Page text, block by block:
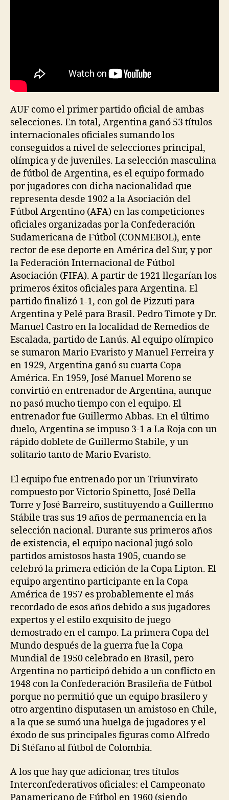
AUF como el primer partido oficial de ambas
selecciones. En total, Argentina ganó 53 títulos
internacionales oficiales sumando los
conseguidos a nivel de selecciones principal,
olímpica y de juveniles. La selección masculina
de fútbol de Argentina, es el equipo formado
por jugadores con dicha nacionalidad que
representa desde 1902 a la Asociación del
Fútbol Argentino (AFA) en las competiciones
oficiales organizadas por la Confederación
Sudamericana de Fútbol (CONMEBOL), ente
rector de ese deporte en América del Sur, y por
la Federación Internacional de Fútbol
Asociación (FIFA). A partir de 1921 llegarían los
primeros éxitos oficiales para Argentina. El
partido finalizó 1-1, con gol de Pizzuti para
Argentina y Pelé para Brasil. Pedro Timote y Dr.
Manuel Castro en la localidad de Remedios de
Escalada, partido de Lanús. Al equipo olímpico
se sumaron Mario Evaristo y Manuel Ferreira y
en 1929, Argentina ganó su cuarta Copa
América. En 1959, José Manuel Moreno se
convirtió en entrenador de Argentina, aunque
no pasó mucho tiempo con el equipo. El
entrenador fue Guillermo Abbas. En el último
duelo, Argentina se impuso 3-1 a La Roja con un
rápido doblete de Guillermo Stabile, y un
solitario tanto de Mario Evaristo.
El equipo fue entrenado por un Triunvirato
compuesto por Victorio Spinetto, José Della
Torre y José Barreiro, sustituyendo a Guillermo
Stábile tras sus 19 años de permanencia en la
selección nacional. Durante sus primeros años
de existencia, el equipo nacional jugó solo
partidos amistosos hasta 1905, cuando se
celebró la primera edición de la Copa Lipton. El
equipo argentino participante en la Copa
América de 1957 es probablemente el más
recordado de esos años debido a sus jugadores
expertos y el estilo exquisito de juego
demostrado en el campo. La primera Copa del
Mundo después de la guerra fue la Copa
Mundial de 1950 celebrado en Brasil, pero
Argentina no participó debido a un conflicto en
1948 con la Confederación Brasileña de Fútbol
porque no permitió que un equipo brasilero y
otro argentino disputasen un amistoso en Chile,
a la que se sumó una huelga de jugadores y el
éxodo de sus principales figuras como Alfredo
Di Stéfano al fútbol de Colombia.
A los que hay que adicionar, tres títulos
Interconfederativos oficiales: el Campeonato